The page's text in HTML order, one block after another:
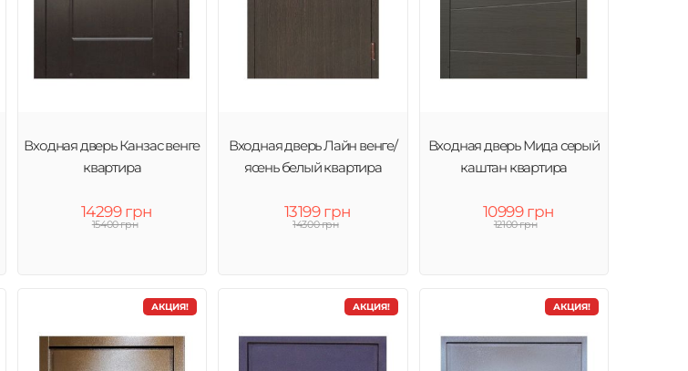
Входная дверь Канзас венге
квартира
14299 грн
15400 грн
Входная дверь Лайн венге/
ясень белый квартира
13199 грн
14300 грн
Входная дверь Мида серый
каштан квартира
10999 грн
12100 грн
АКЦИЯ! АКЦИЯ! АКЦИЯ!